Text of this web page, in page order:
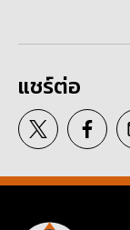
แชร์ต่อ